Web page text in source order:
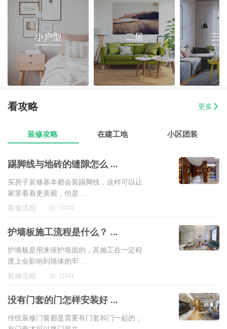
07-17 葛小姐 榕城区榕江一品3室2厅1卫 8万以上
金海湾4室2厅 8万以上
07-17 曾女士 新澳城市花园3室1厅1卫 8万以上
07-17 方先生 金源华庭3室2厅1卫 8万以上
小户型 二居 三
看攻略 更多
装修攻略 在建工地 小区团装
踢脚线与地砖的缝隙怎么 ...
买房子装修基本都会装踢脚线，这样可以让
家里看着更美观，但是 ...
装修流程
15570
护墙板施工流程是什么？ ...
护墙板是用来保护墙面的，其施工在一定程
度上会影响到墙体的牢 ...
装修流程
12141
没有门套的门怎样安装好 ...
传统装修门窗都是需要有门套和门一起的，